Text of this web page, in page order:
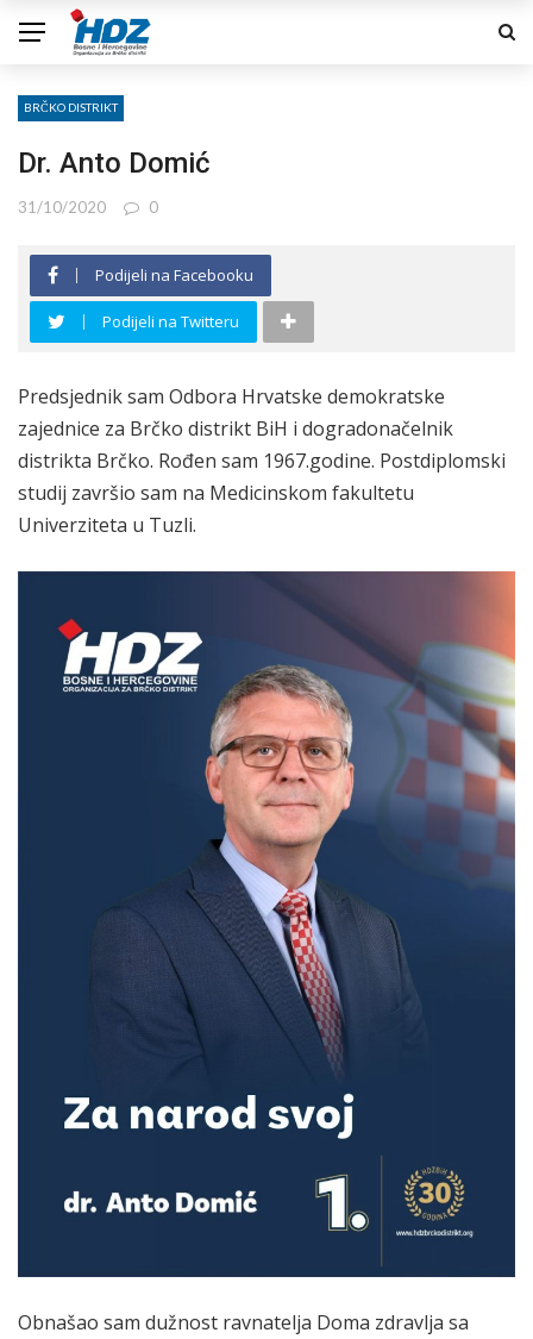
BRČKO DISTRIKT
Dr. Anto Domić
31/10/2020 0
Podijeli na Facebooku
Podijeli na Twitteru
Predsjednik sam Odbora Hrvatske demokratske
zajednice za Brčko distrikt BiH i dogradonačelnik
distrikta Brčko. Rođen sam 1967.godine. Postdiplomski
studij završio sam na Medicinskom fakultetu
Univerziteta u Tuzli.
Obnašao sam dužnost ravnatelja Doma zdravlja sa